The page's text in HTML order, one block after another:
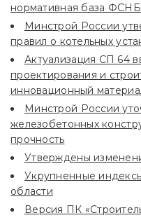
нормативная база
Минстрой России
правил о котельных
Актуализация СП 64
проектирования и
инновационный
Минстрой России
железобетонных
прочность
Утверждены
Укрупненные
области
Версия ПК